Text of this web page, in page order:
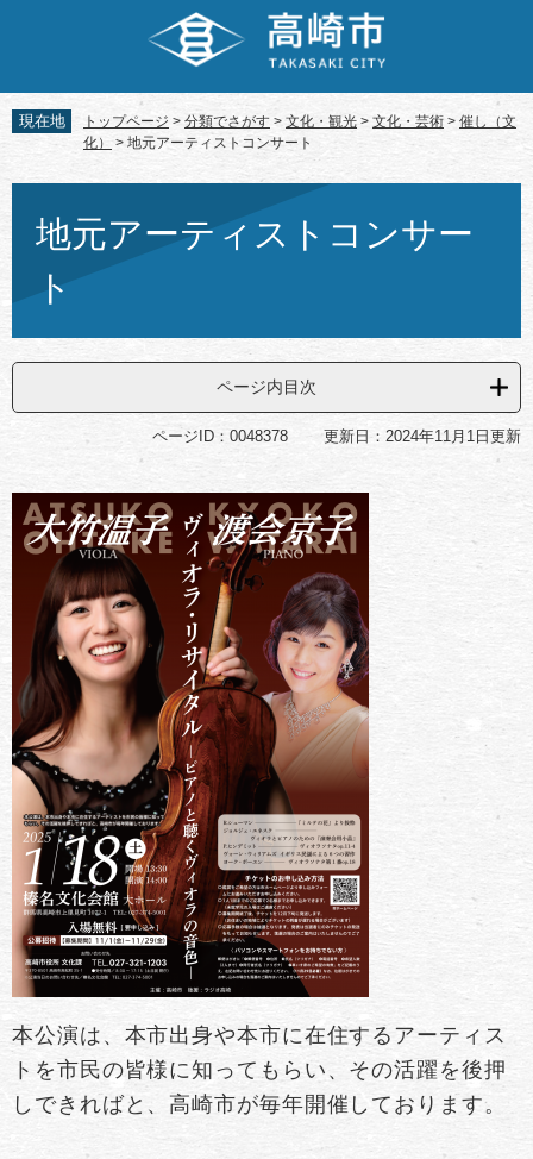
先
頭
す。
を
飛
し
現在地 トップページ > 分類でさがす > 文化・観光 > 文化・芸術 > 催し（文
化）
> 地元アーティストコンサート
地元アーティストコンサー
ト
ページ内目次
ページID：0048378 更新日：2024年11月1日更新
本公演は、本市出身や本市に在住するアーティス
トを市民の皆様に知ってもらい、その活躍を後押
しできればと、高崎市が毎年開催しております。